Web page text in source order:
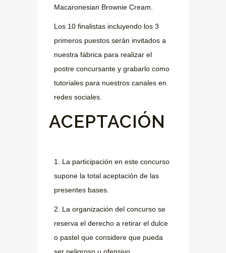
Macaronesian Brownie Cream.
Los 10 finalistas incluyendo los 3
primeros puestos serán invitados a
nuestra fábrica para realizar el
postre concursante y grabarlo como
tutoriales para nuestros canales en
redes sociales.
ACEPTACIÓN
1. La participación en este concurso
supone la total aceptación de las
presentes bases.
2. La organización del concurso se
reserva el derecho a retirar el dulce
o pastel que considere que pueda